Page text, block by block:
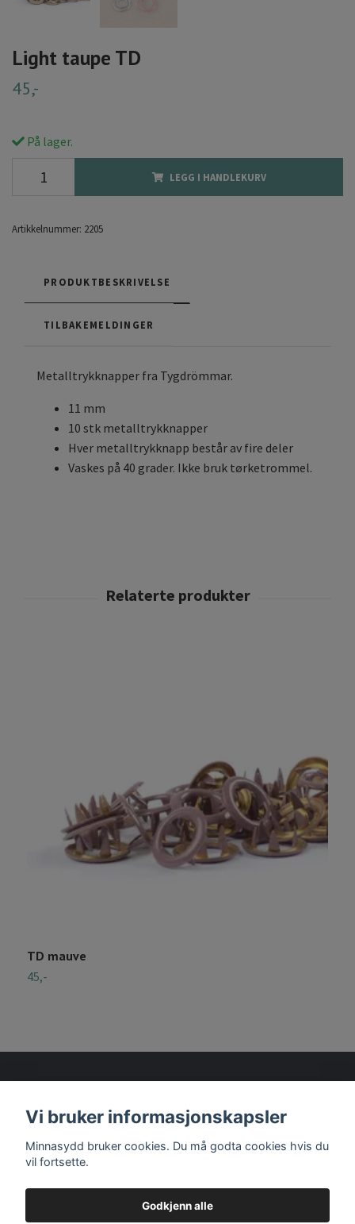
Light taupe TD
45,-
På lager.
LEGG I HANDLEKURV
Artikkelnummer: 2205
PRODUKTBESKRIVELSE
TILBAKEMELDINGER
Metalltrykknapper fra Tygdrömmar.
11 mm
10 stk metalltrykknapper
Hver metalltrykknapp består av fire deler
Vaskes på 40 grader. Ikke bruk tørketrommel.
TD mauve
45,-
Vi bruker informasjonskapsler
Minnasydd bruker cookies. Du må godta cookies hvis du
vil fortsette.
Godkjenn alle